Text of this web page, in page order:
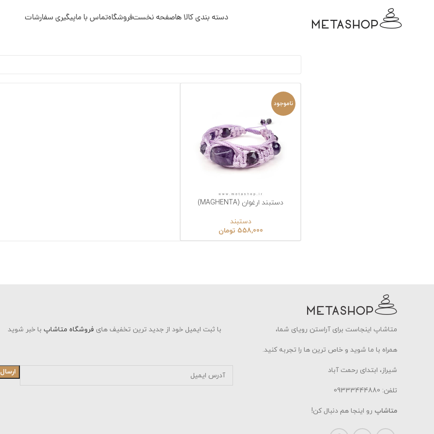
دسته بندی کالا هاصفحه نخستفروشگاهتماس با ماپیگیری سفارشات
ناموجود
انتخاب گزینه‌ها
دستبند ارغوان (MAGHENTA)
دستبند
558,000 تومان
متاشاپ اینجاست برای آراستن رویای شما،
همراه با ما شوید و خاص ترین ها را تجربه کنید.
شیراز، ابتدای رحمت آباد
تلفن: 09333444880
متاشاپ رو اینجا هم دنبال کن!
با ثبت ایمیل خود از جدید ترین تخفیف های فروشگاه متاشاپبا خبر شوید